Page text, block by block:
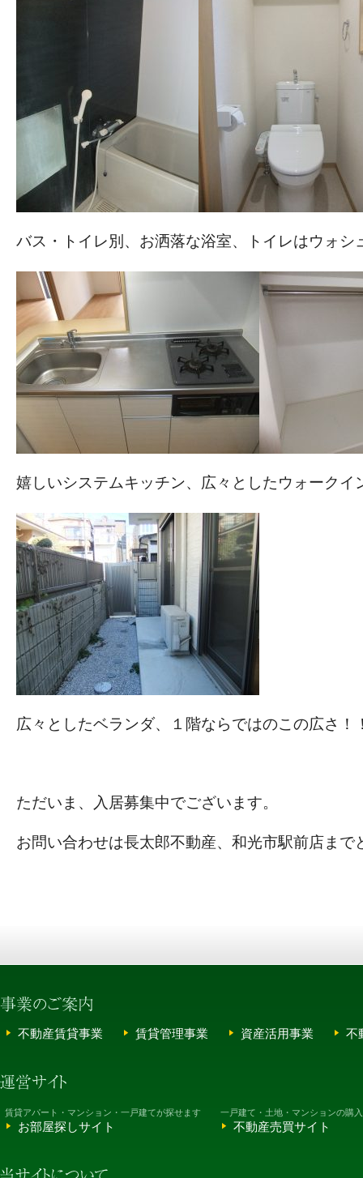
バス・トイレ別、お洒落な浴室、トイレはウォシ
嬉しいシステムキッチン、広々としたウォークイ
広々としたベランダ、１階ならではのこの広さ！
ただいま、入居募集中でございます。
お問い合わせは長太郎不動産、和光市駅前店まで
不動産賃貸事業 賃貸管理事業 資産活用事業 不
賃貸アパート・マンション・一戸建てが探せます
お部屋探しサイト
一戸建て・土地・マンションの購入
不動産売買サイト